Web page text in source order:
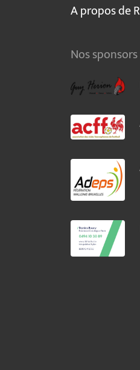
A propos de
Nos sponsors